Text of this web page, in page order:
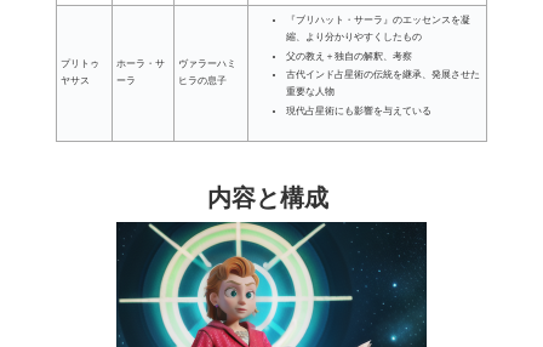
プリトゥ
ヤサス
ホーラ・サ
ーラ
ヴァラーハミ
ヒラの息子
『ブリハット・サーラ』のエッセンスを凝
縮、より分かりやすくしたもの
父の教え＋独自の解釈、考察
古代インド占星術の伝統を継承、発展させた
重要な人物
現代占星術にも影響を与えている
内容と構成